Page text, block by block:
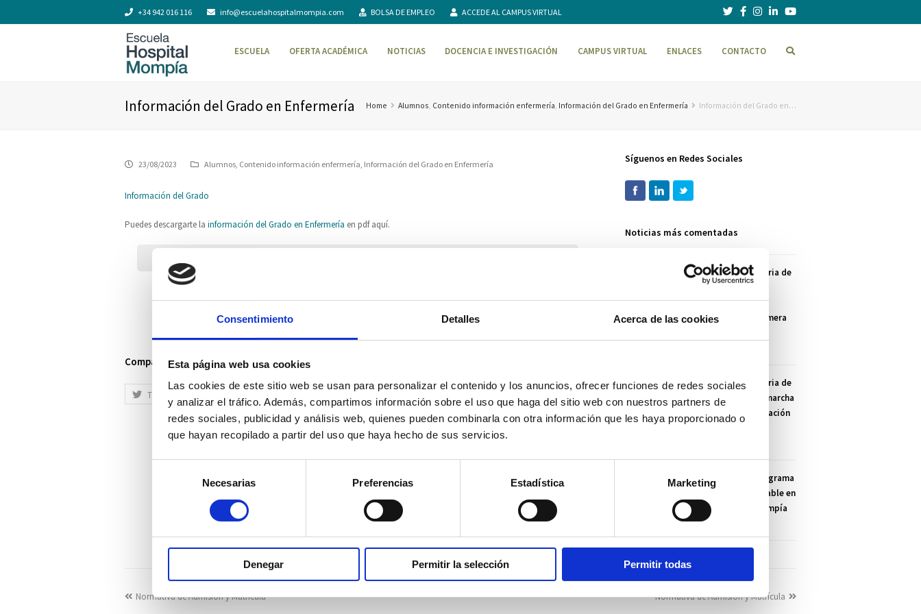
Consentimiento Detalles Acerca de las cookies
Esta página web usa cookies
Las cookies de este sitio web se usan para personalizar el contenido y los anuncios, ofrecer funciones de redes sociales
y analizar el tráfico. Además, compartimos información sobre el uso que haga del sitio web con nuestros partners de
redes sociales, publicidad y análisis web, quienes pueden combinarla con otra información que les haya proporcionado o
que hayan recopilado a partir del uso que haya hecho de sus servicios.
consentimiento
Necesarias Preferencias Estadística Marketing
Denegar Permitir la selección Permitir todas
+34 942 016 116 info@escuelahospitalmompia.com BOLSA DE EMPLEO ACCEDE AL CAMPUS VIRTUAL
ESCUELA OFERTA ACADÉMICA NOTICIAS DOCENCIA E INVESTIGACIÓN CAMPUS VIRTUAL ENLACES CONTACTO
Información del Grado en Enfermería Home Alumnos, Contenido información enfermería, Información del Grado en Enfermería Información del Grado en…
23/08/2023 Alumnos Contenido información enfermería Información del Grado en Enfermería
Información del Grado
Puedes descargarte la información del Grado en Enfermería en pdf aquí.
Comparte esta noticia
Tweet Compartir
Síguenos en Redes Sociales
Noticias más comentadas
La Escuela Universitaria de
Enfermería ‘Clínica
Mompía’ celebra la
graduación de su primera
La Escuela Universitaria de
Enfermería pone en marcha
un proyecto de innovación
docente
Presentación del Programa
de Cuidado Responsable en
la Escuela Clínica Mompía
09/03/2022
Normativa de Admisión y Matrícula Normativa de Admisión y Matrícula